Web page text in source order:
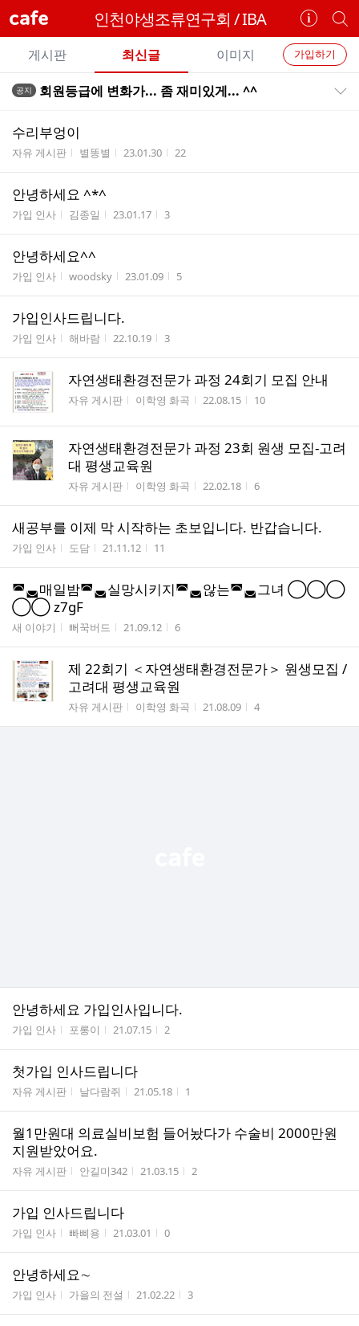
cafe 인천야생조류연구회 / IBA
카
페
정
보
개
별
카
페
검
카
메
뉴
가입하기
게시판 최신글 이미지
전
글
트
공지 회원등급에 변화가... 좀 재미있게... ^^
수리부엉이
게시판명
자유 게시판 작성자
별똥별 작성시간
23.01.30 조회수
22
안녕하세요 ^*^
게시판명
가입 인사 작성자
김종일 작성시간
23.01.17 조회수
3
안녕하세요^^
게시판명
가입 인사 작성자
woodsky 작성시간
23.01.09 조회수
5
가입인사드립니다.
게시판명
가입 인사 작성자
해바람 작성시간
22.10.19 조회수
3
자연생태환경전문가 과정 24회기 모집 안내
게시판명
자유 게시판 작성자
이학영 화곡 작성시간
22.08.15 조회수
10
자연생태환경전문가 과정 23회 원생 모집-고려
대 평생교육원
게시판명
자유 게시판 작성자
이학영 화곡 작성시간
22.02.18 조회수
6
새공부를 이제 막 시작하는 초보입니다. 반갑습니다.
게시판명
가입 인사 작성자
도담 작성시간
21.11.12 조회수
11
◚◛매일밤◚◛실망시키지◚◛않는◚◛그녀 ◯◯◯
◯◯ z7gF
게시판명
새 이야기 작성자
뻐꾹버드 작성시간
21.09.12 조회수
6
제 22회기 ＜자연생태환경전문가＞ 원생모집 /
고려대 평생교육원
게시판명
자유 게시판 작성자
이학영 화곡 작성시간
21.08.09 조회수
4
안녕하세요 가입인사입니다.
게시판명
가입 인사 작성자
포롱이 작성시간
21.07.15 조회수
2
첫가입 인사드립니다
게시판명
자유 게시판 작성자
날다람쥐 작성시간
21.05.18 조회수
1
월1만원대 의료실비보험 들어놨다가 수술비 2000만원
지원받았어요.
게시판명
자유 게시판 작성자
안길미342 작성시간
21.03.15 조회수
2
가입 인사드립니다
게시판명
가입 인사 작성자
빠삐용 작성시간
21.03.01 조회수
0
안녕하세요∼
게시판명
가입 인사 작성자
가을의 전설 작성시간
21.02.22 조회수
3